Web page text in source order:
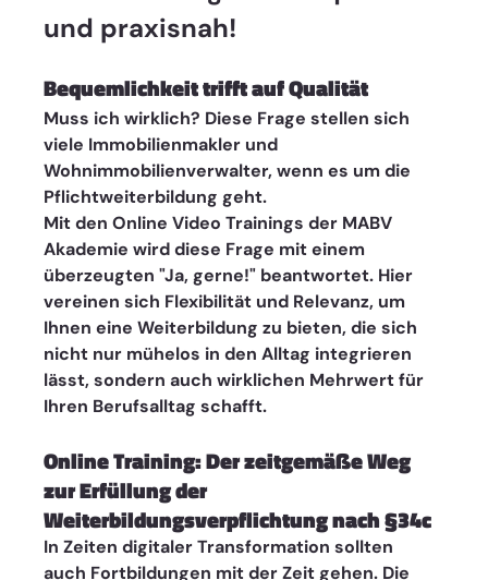
und praxisnah!
Bequemlichkeit trifft auf Qualität
Muss ich wirklich? Diese Frage stellen sich
viele Immobilienmakler und
Wohnimmobilienverwalter, wenn es um die
Pflichtweiterbildung geht.
Mit den Online Video Trainings der MABV
Akademie wird diese Frage mit einem
überzeugten "Ja, gerne!" beantwortet. Hier
vereinen sich Flexibilität und Relevanz, um
Ihnen eine Weiterbildung zu bieten, die sich
nicht nur mühelos in den Alltag integrieren
lässt, sondern auch wirklichen Mehrwert für
Ihren Berufsalltag schafft.
Online Training: Der zeitgemäße Weg
zur Erfüllung der
Weiterbildungsverpflichtung nach §34c
In Zeiten digitaler Transformation sollten
auch Fortbildungen mit der Zeit gehen. Die